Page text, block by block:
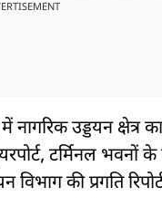
उड्डयन क्षेत्र
टर्मिनल भवनों के
विभाग की प्रगति